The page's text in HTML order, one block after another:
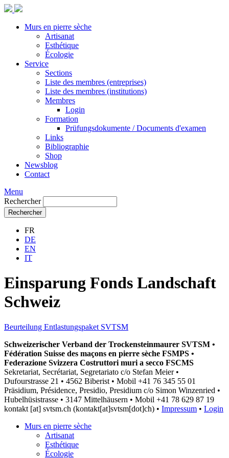
Murs en pierre sèche
Artisanat
Esthétique
Écologie
Service
Sections
Liste des membres (entreprises)
Liste des membres (institutions)
Membres
Login
Formation
Prüfungsdokumente / Documents d'examen
Links
Bibliographie
Shop
Newsblog
Contact
Menu
Rechercher
Rechercher
FR
DE
EN
IT
Einsparung Fonds Landschaft
Schweiz
Beurteilung Entlastungspaket SVTSM
Schweizerischer Verband der Trockensteinmaurer SVTSM •
Fédération Suisse des maçons en pierre sèche FSMPS •
Federazione Svizzera Costruttori muri a secco FSCMS
Sekretariat, Secrétariat, Segretariato c/o Stefan Meier •
Dufourstrasse 21 • 4562 Biberist • Mobil +41 76 345 55 01
Präsidium, Présidence, Presidio, Presidium c/o Simon Winzenried •
Hubelhüsistrasse • 3147 Mittelhäusern • Mobil +41 78 629 87 19
kontakt [at] svtsm.ch (kontakt[at]svtsm[dot]ch) • Impressum • Login
Murs en pierre sèche
Artisanat
Esthétique
Écologie